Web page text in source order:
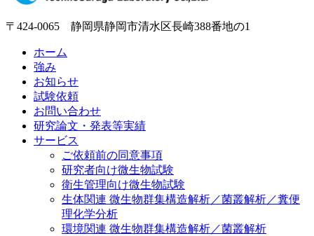
〒424-0065 静岡県静岡市清水区長崎388番地の1
ホーム
強み
お知らせ
試験依頼
お問い合わせ
研究論文・発表等実績
サービス
ご依頼前の同意事項
研究者向け微生物試験
衛生管理向け微生物試験
生体関連 微生物群集構造解析／菌叢解析／糞便
理化学分析
環境関連 微生物群集構造解析／菌叢解析